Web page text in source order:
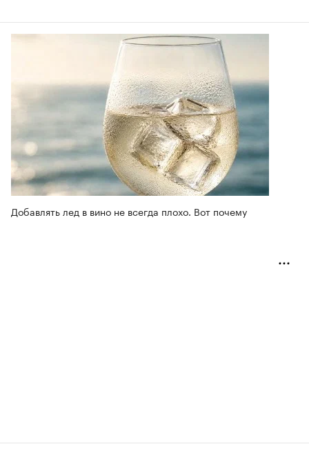
Добавлять лед в вино не всегда плохо. Вот почему